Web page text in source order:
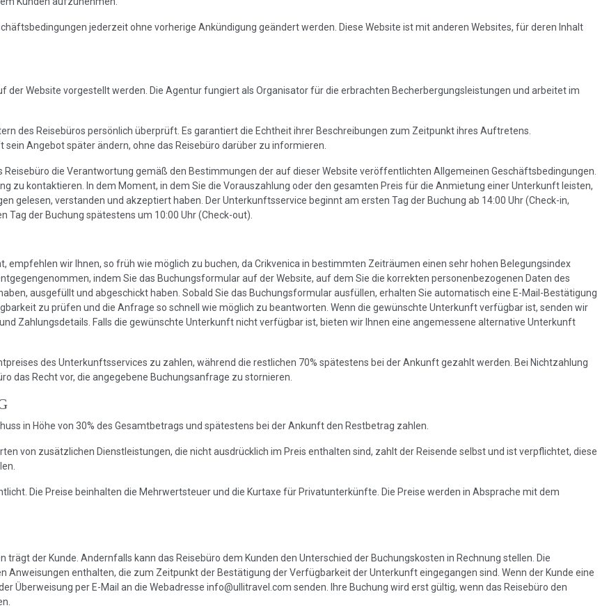
jederzeit ohne vorherige Ankündigung geändert werden. Diese Website ist mit anderen Websites, für deren Inhalt
der Website vorgestellt werden. Die Agentur fungiert als Organisator für die erbrachten Becherbergungsleistungen und arbeitet im
des Reisebüros persönlich überprüft. Es garantiert die Echtheit ihrer Beschreibungen zum Zeitpunkt ihres Auftretens.
Angebot später ändern, ohne das Reisebüro darüber zu informieren.
die Verantwortung gemäß den Bestimmungen der auf dieser Website veröffentlichten Allgemeinen Geschäftsbedingungen.
zu kontaktieren. In dem Moment, in dem Sie die Vorauszahlung oder den gesamten Preis für die Anmietung einer Unterkunft leisten,
gelesen, verstanden und akzeptiert haben. Der Unterkunftsservice beginnt am ersten Tag der Buchung ab 14:00 Uhr (Check-in,
der Buchung spätestens um 10:00 Uhr (Check-out).
wir Ihnen, so früh wie möglich zu buchen, da Crikvenica in bestimmten Zeiträumen einen sehr hohen Belegungsindex
indem Sie das Buchungsformular auf der Website, auf dem Sie die korrekten personenbezogenen Daten des
ausgefüllt und abgeschickt haben. Sobald Sie das Buchungsformular ausfüllen, erhalten Sie automatisch eine E-Mail-Bestätigung
zu prüfen und die Anfrage so schnell wie möglich zu beantworten. Wenn die gewünschte Unterkunft verfügbar ist, senden wir
Zahlungsdetails. Falls die gewünschte Unterkunft nicht verfügbar ist, bieten wir Ihnen eine angemessene alternative Unterkunft
des Unterkunftsservices zu zahlen, während die restlichen 70% spätestens bei der Ankunft gezahlt werden. Bei Nichtzahlung
das Recht vor, die angegebene Buchungsanfrage zu stornieren.
in Höhe von 30% des Gesamtbetrags und spätestens bei der Ankunft den Restbetrag zahlen.
von zusätzlichen Dienstleistungen, die nicht ausdrücklich im Preis enthalten sind, zahlt der Reisende selbst und ist verpflichtet, diese
Die Preise beinhalten die Mehrwertsteuer und die Kurtaxe für Privatunterkünfte. Die Preise werden in Absprache mit dem
der Kunde. Andernfalls kann das Reisebüro dem Kunden den Unterschied der Buchungskosten in Rechnung stellen. Die
enthalten, die zum Zeitpunkt der Bestätigung der Verfügbarkeit der Unterkunft eingegangen sind. Wenn der Kunde eine
Überweisung per E-Mail an die Webadresse info@ullitravel.com senden. Ihre Buchung wird erst gültig, wenn das Reisebüro den